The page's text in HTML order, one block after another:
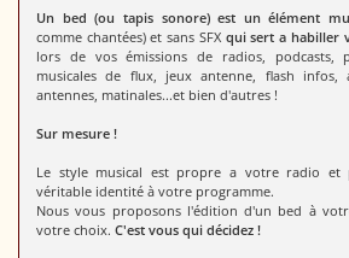
Un bed (ou tapis sonore) est un élément
comme chantées) et sans SFX qui sert a habiller
lors de vos émissions de radios, podcasts,
musicales de flux, jeux antenne, flash infos,
antennes, matinales...et bien d'autres !
Sur mesure !
Le style musical est propre a votre radio et
véritable identité à votre programme.
Nous vous proposons l'édition d'un bed à
votre choix. C'est vous qui décidez !